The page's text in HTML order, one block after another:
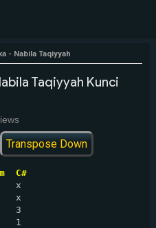
- Nabila Taqiyyah
Taqiyyah Kunci
Transpose Down
C#
x
x
3
1